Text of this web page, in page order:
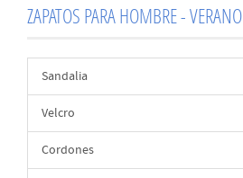
ZAPATOS PARA HOMBRE - VERANO
Sandalia
Velcro
Cordones